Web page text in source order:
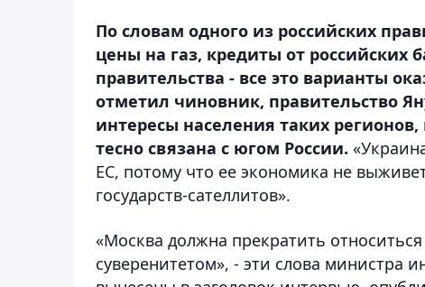
По словам одного из российских
цены на газ, кредиты от российских
правительства - все это варианты
отметил чиновник, правительство
интересы населения таких
тесно связана с югом России.
ЕС, потому что ее экономика не
государств-сателлитов».
«Москва должна прекратить
суверенитетом», - эти слова министра